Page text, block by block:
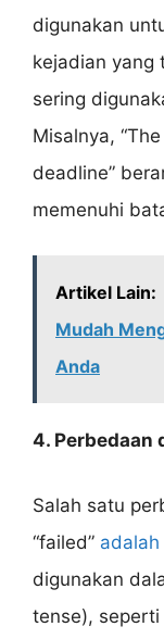
digunakan
kejadian yang
sering
Misalnya,
deadline”
memenuhi
Artikel Lain:
Mudah
Anda
4. Perbedaan
Salah satu
“failed”
digunakan
tense), seperti